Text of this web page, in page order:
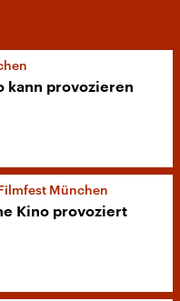
kann provozieren
München
Kino provoziert